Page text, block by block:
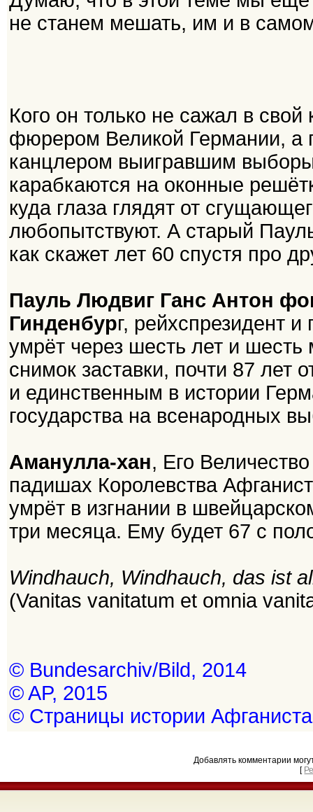
не станем мешать, им и в
Кого он только не сажал в
фюрером Великой Германии, а
канцлером выигравшим
карабкаются на оконные
куда глаза глядят от
любопытствуют. А старый
как скажет лет 60 спустя про
Пауль Людвиг Ганс Антон
Гинденбург, рейхспрезидент
умрёт через шесть лет и
снимок заставки, почти 87 лет
и единственным в истории
государства на всенародных
Аманулла-хан, Его
падишах Королевства
умрёт в изгнании в
три месяца. Ему будет 67 с
Windhauch, Windhauch, das ist
(Vanitas vanitatum et omnia
© Bundesarchiv/Bild, 2014
© AP, 2015
© Страницы истории
Добавлять комментарии
[